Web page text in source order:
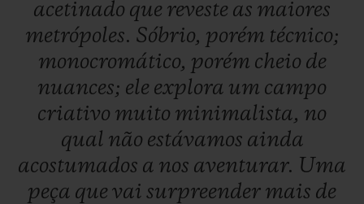
acetinado que reveste as maiores
metrópoles. Sóbrio, porém técnico;
monocromático, porém cheio de
nuances; ele explora um campo
criativo muito minimalista, no
qual não estávamos ainda
acostumados a nos aventurar. Uma
peça que vai surpreender mais de
CONTATO
ENCONTRAR UMA